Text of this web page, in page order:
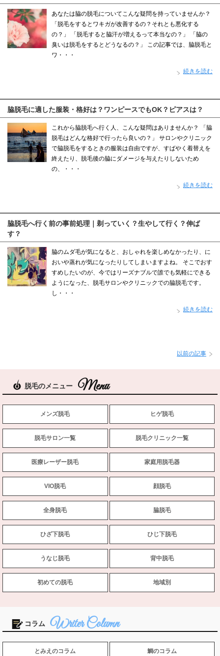
あなたは脇の脱毛についてこんな疑問を持っていませんか？
「脱毛をするとワキガが改善するの？それとも悪化する
の？」 「脱毛すると脇汗が増えるって本当なの？」 「脇の
臭いは脱毛をするとどうなるの？」 この記事では、脇脱毛と
ワ・・・
続きを読む
脇脱毛に適した服装・格好は？ワンピースでもOK？ピアスは？
これから脇脱毛へ行く人、こんな疑問はありませんか？ 「脇
脱毛はどんな格好で行ったら良いの？」 サロンやクリニック
で脇脱毛をするときの服装は自由ですが、すばやく着替えを
終えたり、脱毛後の脇にダメージを与えたりしないため
の、・・・
続きを読む
脇脱毛へ行く前の事前処理｜剃っていく？生やして行く？伸ば
す？
脇のムダ毛が気になると、おしゃれを楽しめなかったり、に
おいや蒸れが気になったりしてしまいますよね。 そこでおす
すめしたいのが、今ではリーズナブルで誰でも気軽にできる
ようになった、脱毛サロンやクリニックでの脇脱毛です。
し・・・
続きを読む
以前の記事
脱毛のメニュー
メンズ脱毛 ヒゲ脱毛
脱毛サロン一覧 脱毛クリニック一覧
医療レーザー脱毛 家庭用脱毛器
VIO脱毛 顔脱毛
全身脱毛 脇脱毛
ひざ下脱毛 ひじ下脱毛
うなじ脱毛 背中脱毛
初めての脱毛 地域別
コラム
とみえのコラム 鯛のコラム